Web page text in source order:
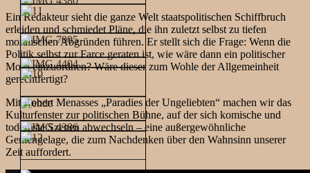
Ein Redakteur sieht die ganze Welt staatspolitischen Schiffbruch
erleiden und schmiedet Pläne, die ihn zuletzt selbst zu tiefen
moralischen Abgründen führen. Er stellt sich die Frage: Wenn die
Politik selbst zur Farce geraten ist, wie wäre dann ein politischer
Mord einzuordnen? Wäre dieser zum Wohle der Allgemeinheit
gerechtfertigt?
Mit Robert Menasses „Paradies der Ungeliebten“ machen wir das
Kulturfenster zur politischen Bühne, auf der sich komische und
todernste Szenen abwechseln – eine außergewöhnliche
Gemengelage, die zum Nachdenken über den Wahnsinn unserer
Zeit auffordert.